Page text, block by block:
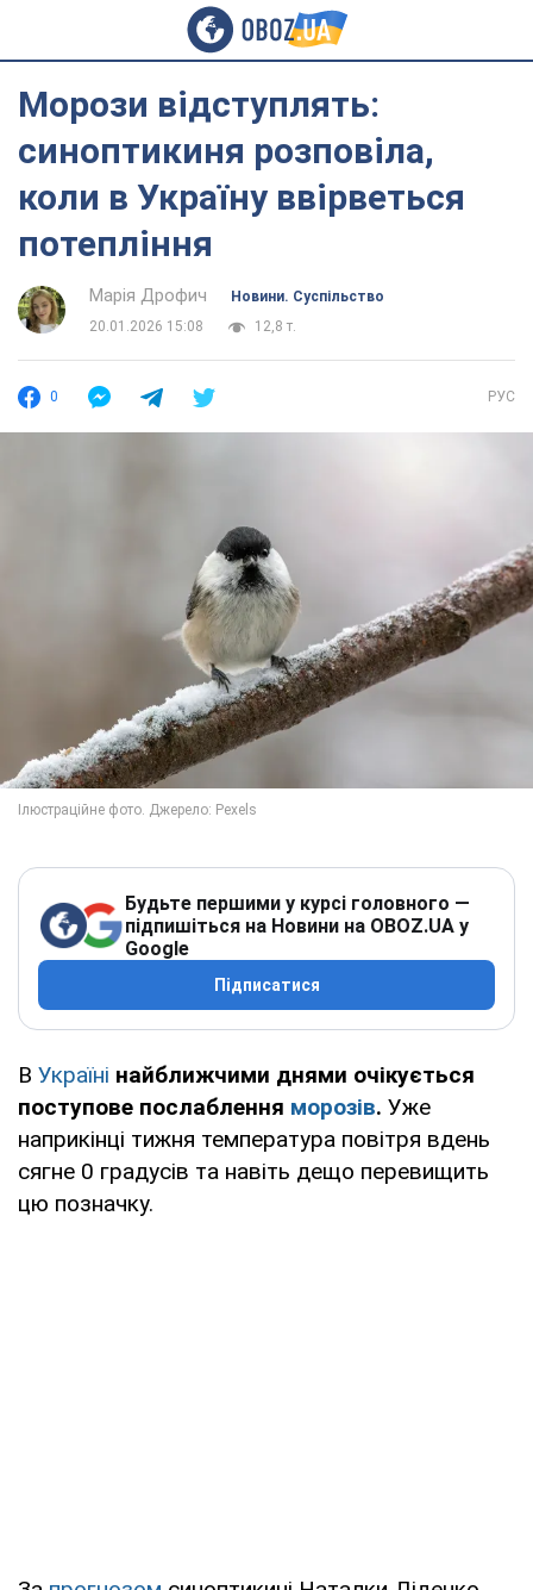
Морози відступлять:
синоптикиня розповіла,
коли в Україну ввірветься
потепління
Марія Дрофич
Новини. Суспільство
20.01.2026 15:08
12,8 т.
0 РУС
Будьте першими у курсі головного —
підпишіться на Новини на OBOZ.UA у
Google
Підписатися
В Україні найближчими днями очікується
поступове послаблення морозів. Уже
наприкінці тижня температура повітря вдень
сягне 0 градусів та навіть дещо перевищить
цю позначку.